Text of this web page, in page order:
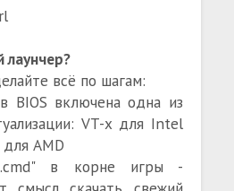
всё по шагам:
BIOS включена одна из
VT-x для Intel
для AMD
в корне игры -